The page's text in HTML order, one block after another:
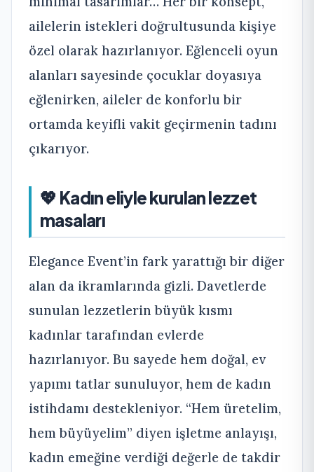
ailelerin istekleri doğrultusunda kişiye
özel olarak hazırlanıyor. Eğlenceli oyun
alanları sayesinde çocuklar doyasıya
eğlenirken, aileler de konforlu bir
ortamda keyifli vakit geçirmenin tadını
çıkarıyor.
💖 Kadın eliyle kurulan lezzet
masaları
Elegance Event’in fark yarattığı bir diğer
alan da ikramlarında gizli. Davetlerde
sunulan lezzetlerin büyük kısmı
kadınlar tarafından evlerde
hazırlanıyor. Bu sayede hem doğal, ev
yapımı tatlar sunuluyor, hem de kadın
istihdamı destekleniyor. “Hem üretelim,
hem büyüyelim” diyen işletme anlayışı,
kadın emeğine verdiği değerle de takdir